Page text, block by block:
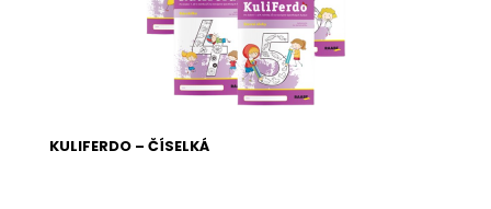
KULIFERDO – ČÍSELKÁ